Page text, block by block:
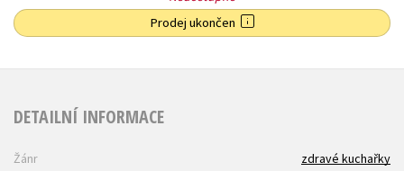
Prodej ukončen
DETAILNÍ INFORMACE
Žánr
zdravé kuchařky